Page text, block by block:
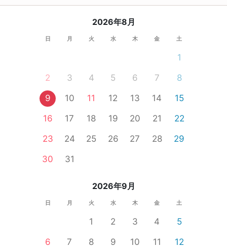
2026年8月
日 月 火 水 木 金 土
1
2
3 4 5 6 7
8
9
10 11 12 13 14
15
16
17 18 19 20 21
22
23
24 25 26 27 28
29
30
31
2026年9月
日 月 火 水 木 金 土
1 2 3 4
5
6
7 8 9 10 11
12